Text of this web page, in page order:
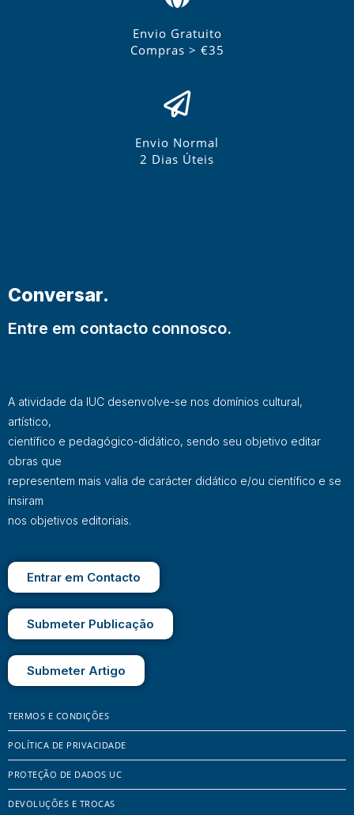
Envio Gratuito
Compras > €35
Envio Normal
2 Dias Úteis
Conversar.
Entre em contacto connosco.
A atividade da IUC desenvolve-se nos domínios cultural,
artístico,
científico e pedagógico-didático, sendo seu objetivo editar
obras que
representem mais valia de carácter didático e/ou científico e se
insiram
nos objetivos editoriais.
Entrar em Contacto
Submeter Publicação
Submeter Artigo
TERMOS E CONDIÇÕES
POLÍTICA DE PRIVACIDADE
PROTEÇÃO DE DADOS UC
DEVOLUÇÕES E TROCAS